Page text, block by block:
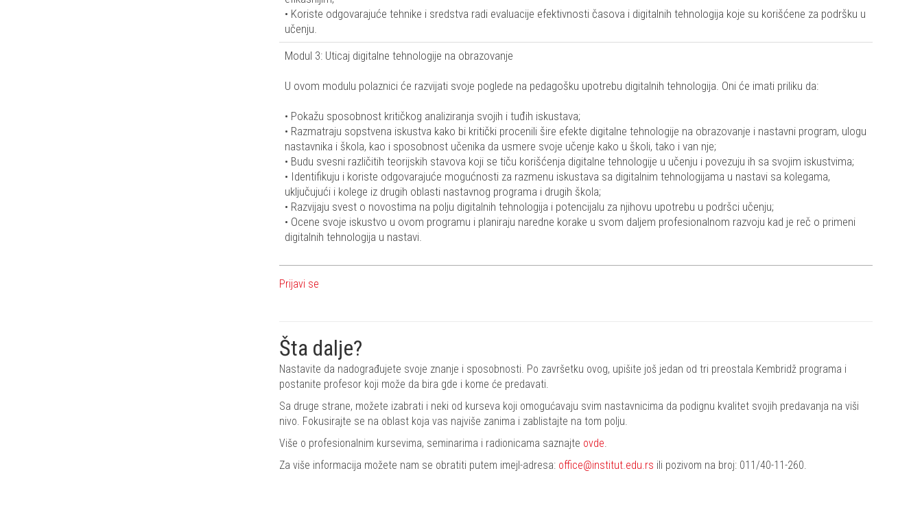
• Koriste odgovarajuće tehnike i sredstva radi evaluacije efektivnosti časova i digitalnih tehnologija koje su korišćene za podršku u
učenju.
Modul 3: Uticaj digitalne tehnologije na obrazovanje
U ovom modulu polaznici će razvijati svoje poglede na pedagošku upotrebu digitalnih tehnologija. Oni će imati priliku da:
• Pokažu sposobnost kritičkog analiziranja svojih i tuđih iskustava;
• Razmatraju sopstvena iskustva kako bi kritički procenili šire efekte digitalne tehnologije na obrazovanje i nastavni program, ulogu
nastavnika i škola, kao i sposobnost učenika da usmere svoje učenje kako u školi, tako i van nje;
• Budu svesni različitih teorijskih stavova koji se tiču korišćenja digitalne tehnologije u učenju i povezuju ih sa svojim iskustvima;
• Identifikuju i koriste odgovarajuće mogućnosti za razmenu iskustava sa digitalnim tehnologijama u nastavi sa kolegama,
uključujući i kolege iz drugih oblasti nastavnog programa i drugih škola;
• Razvijaju svest o novostima na polju digitalnih tehnologija i potencijalu za njihovu upotrebu u podršci učenju;
• Ocene svoje iskustvo u ovom programu i planiraju naredne korake u svom daljem profesionalnom razvoju kad je reč o primeni
digitalnih tehnologija u nastavi.
Prijavi se
Šta dalje?
Nastavite da nadograđujete svoje znanje i sposobnosti. Po završetku ovog, upišite još jedan od tri preostala Kembridž programa i
postanite profesor koji može da bira gde i kome će predavati.
Sa druge strane, možete izabrati i neki od kurseva koji omogućavaju svim nastavnicima da podignu kvalitet svojih predavanja na viši
nivo. Fokusirajte se na oblast koja vas najviše zanima i zablistajte na tom polju.
Više o profesionalnim kursevima, seminarima i radionicama saznajte ovde.
Za više informacija možete nam se obratiti putem imejl-adresa: office@institut.edu.rs ili pozivom na broj: 011/40-11-260.